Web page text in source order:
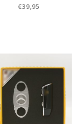
MET INGEBOUWDE
€39,95